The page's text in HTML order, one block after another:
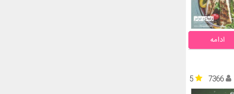
ادامه
5
7366